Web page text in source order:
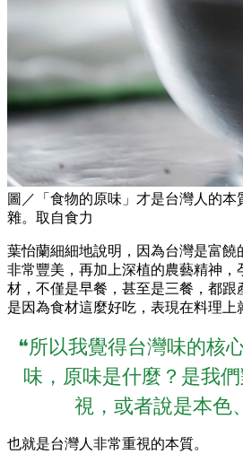
圖／「食物的原味」才是台灣人的本
雜。取自食力
葉怡蘭細細地說明，因為台灣是富饒
非常豐美，再加上深植的農藝精神，
材，不僅是早餐，甚至是三餐，都跟
是因為食材這麼好吃，表現在料理上
❝所以我覺得台灣味的核
味，原味是什麼？是我
視，或者說是本色
也就是台灣人非常重視的本質。